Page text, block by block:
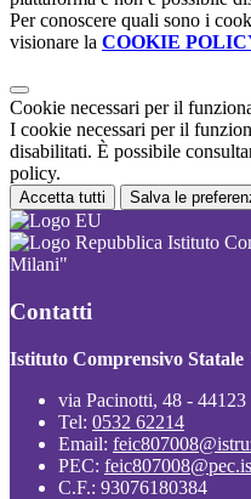
Per conoscere quali sono i
visionare la COOKIE
Cookie necessari per il
I cookie necessari per il
disabilitati. È possibile
policy.
Accetta tutti Salva le
Istituto
Milani"
Contatti
Istituto Comprensivo
via Pacinotti, 48 - 44123
Tel: 0532 62214
Email:
PEC:
C.F.: 93076180384